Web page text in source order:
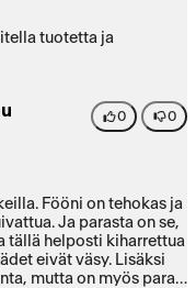
tuotetta ja
0 0
Fööni on tehokas ja
Ja parasta on se,
tällä helposti kiharrettua
eivät väsy. Lisäksi
mutta on myös paras,